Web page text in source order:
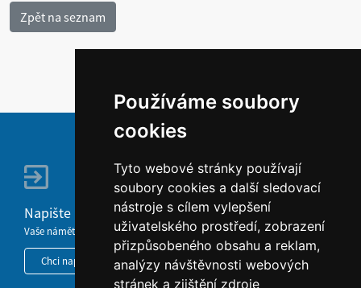
Používáme soubory
cookies
Tyto webové stránky používají
soubory cookies a další sledovací
nástroje s cílem vylepšení
uživatelského prostředí, zobrazení
přizpůsobeného obsahu a reklam,
analýzy návštěvnosti webových
stránek a zjištění zdroje
Napište nám
Vaše náměty, komentáře, připomínky a dotazy nezůstanou bez odezvy.
Chci napsat MKČR